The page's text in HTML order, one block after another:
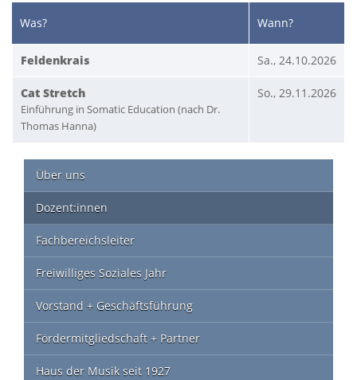
Was? Wann?
Feldenkrais Sa., 24.10.2026
Cat Stretch
Einführung in Somatic Education (nach Dr.
Thomas Hanna)
So., 29.11.2026
Über uns
Dozent:innen
Fachbereichsleiter
Freiwilliges Soziales Jahr
Vorstand + Geschäftsführung
Fördermitgliedschaft + Partner
Haus der Musik seit 1927